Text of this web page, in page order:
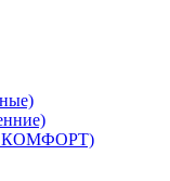
КОМФОРТ)